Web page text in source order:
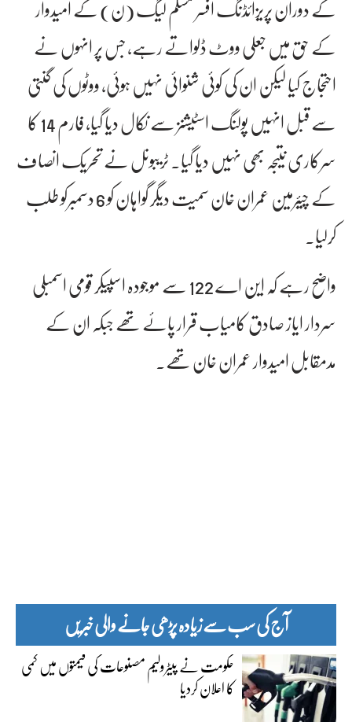
کے حق میں جعلی ووٹ ڈلواتے رہے، جس پر انہوں نے
احتجاج کیا لیکن ان کی کوئی شنوائی نہیں ہوئی، ووٹوں کی گنتی
سے قبل انہیں پولنگ اسٹیشنز سے نکال دیا گیا، فارم 14 کا
سرکاری نتیجہ بھی نہیں دیا گیا۔ ٹریبونل نے تحریک انصاف
کے چیئرمین عمران خان سمیت دیگر گواہان کو 6 دسمبرکو طلب
کرلیا۔
واضح رہے کہ این اے 122 سے موجودہ اسپیکر قومی اسمبلی
سردار ایاز صادق کامیاب قرار پائے تھے جبکہ ان کے
مدمقابل امیدوار عمران خان تھے۔
آج کی سب سے زیادہ پڑھی جانے والی خبریں
حکومت نے پیٹرولیم مصنوعات کی قیمتوں میں کمی
کا اعلان کردیا